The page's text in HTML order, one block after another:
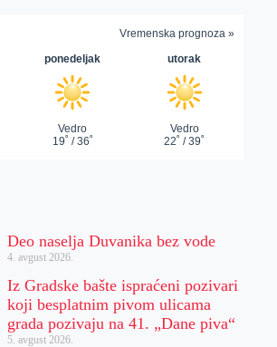
Deo naselja Duvanika bez vode
4. avgust 2026.
Iz Gradske bašte ispraćeni pozivari
koji besplatnim pivom ulicama
grada pozivaju na 41. „Dane piva“
5. avgust 2026.